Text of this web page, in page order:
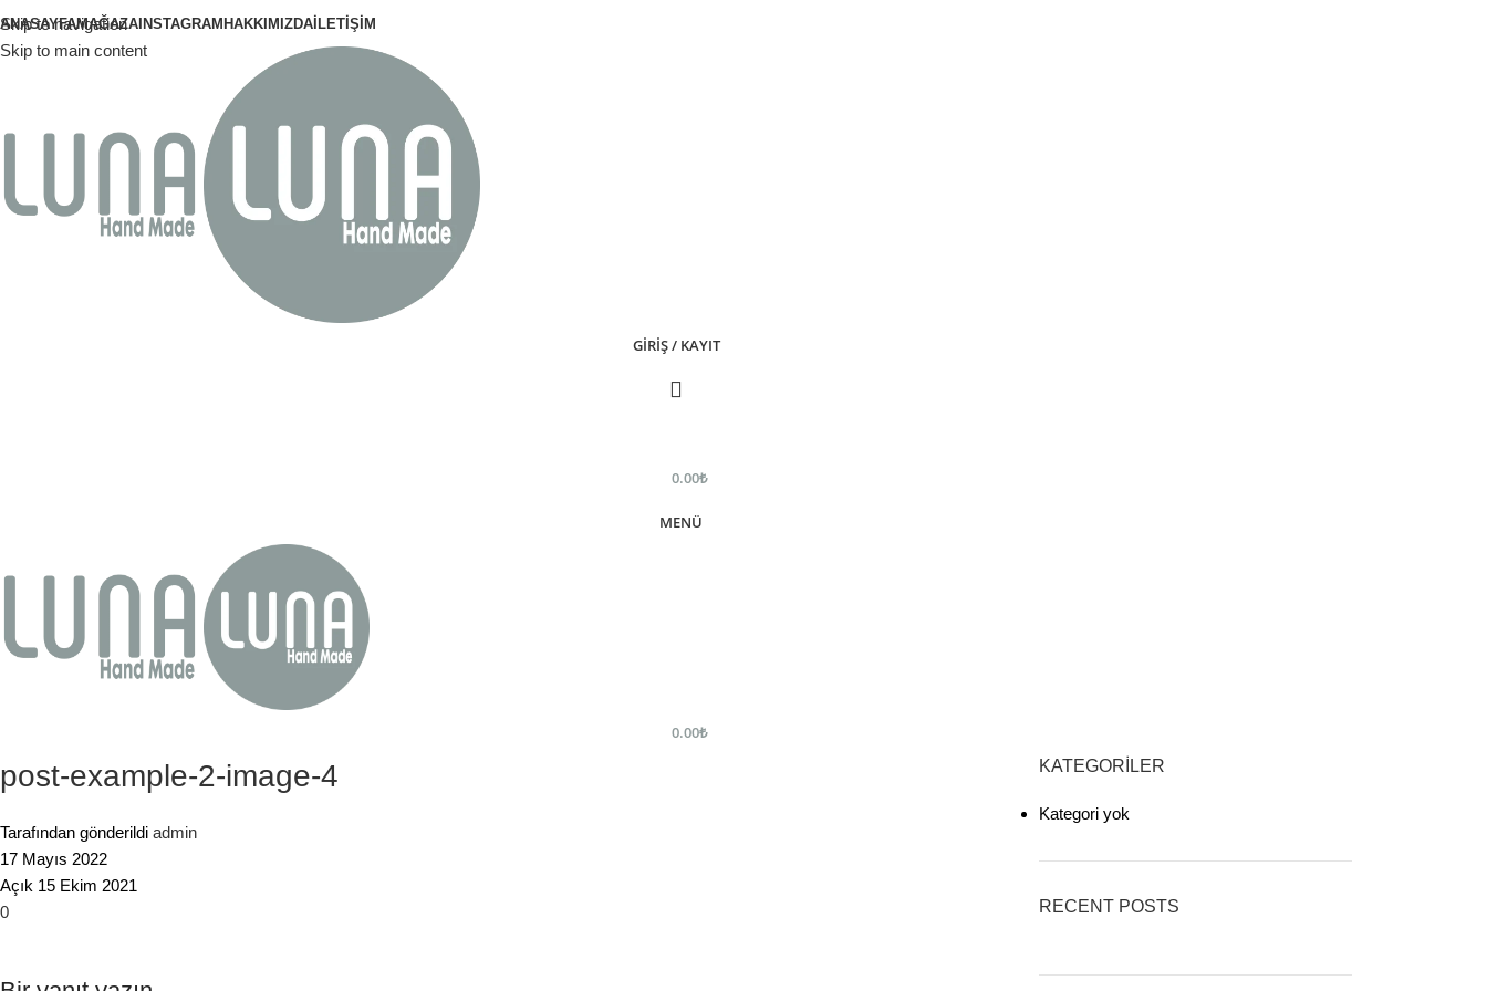
Skip to navigation
Skip to main content
ANASAYFAMAĞAZAINSTAGRAMHAKKIMIZDAİLETIŞIM
GIRIŞ / KAYIT
0.00₺
MENÜ
0.00₺
post-example-2-image-4
Tarafından gönderildi admin
17 Mayıs 2022
Açık 15 Ekim 2021
0
KATEGORILER
Kategori yok
RECENT POSTS